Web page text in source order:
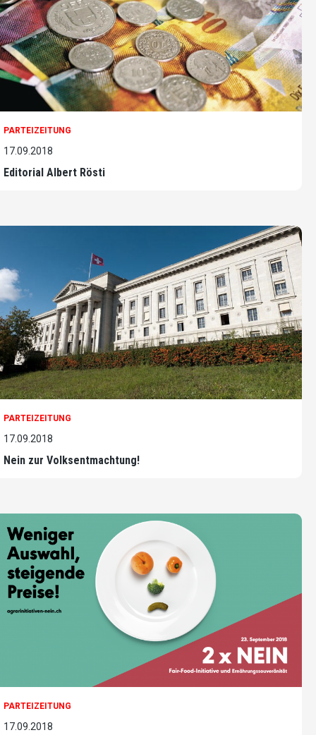
PARTEIZEITUNG
17.09.2018
Editorial Albert Rösti
PARTEIZEITUNG
17.09.2018
Nein zur Volksentmachtung!
PARTEIZEITUNG
17.09.2018